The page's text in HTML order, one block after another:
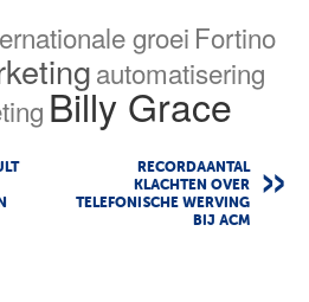
groei Fortino
automatisering
Billy Grace
RECORDAANTAL
KLACHTEN OVER
TELEFONISCHE WERVING
BIJ ACM